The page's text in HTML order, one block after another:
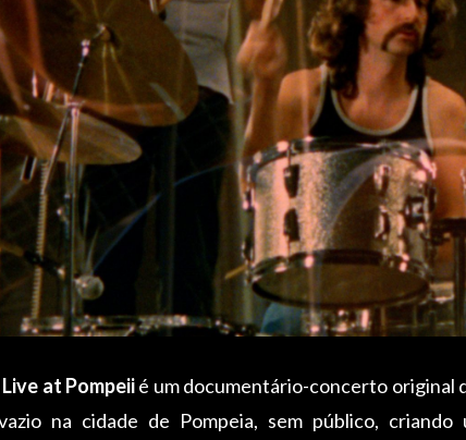
at Pompeiié um documentário-concerto original
na cidade de Pompeia, sem público,